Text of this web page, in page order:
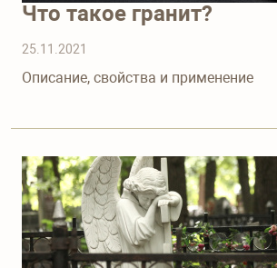
Что такое гранит?
25.11.2021
Описание, свойства и применение